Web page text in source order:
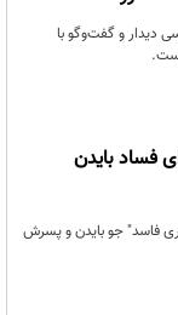
دیدار و گفت‌وگو با
فساد بایدن
فاسد" جو بایدن و پسرش